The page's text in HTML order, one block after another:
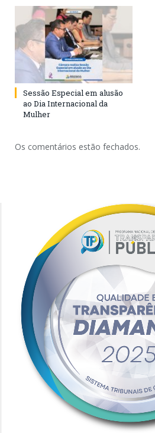
Sessão Especial em alusão
ao Dia Internacional da
Mulher
Os comentários estão fechados.